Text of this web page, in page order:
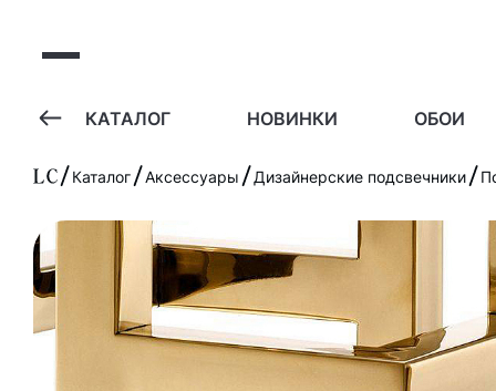
КАТАЛОГ НОВИНКИ ОБОИ
Каталог Аксессуары Дизайнерские подсвечники